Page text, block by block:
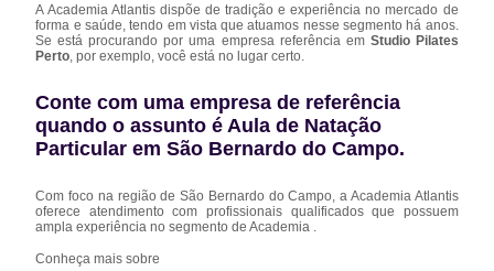
A Academia Atlantis dispõe de tradição e experiência no mercado de
forma e saúde, tendo em vista que atuamos nesse segmento há anos.
Se está procurando por uma empresa referência em Studio Pilates
Perto , por exemplo, você está no lugar certo.
Conte com uma empresa de referência
quando o assunto é Aula de Natação
Particular em São Bernardo do Campo.
Com foco na região de São Bernardo do Campo, a Academia Atlantis
oferece atendimento com profissionais qualificados que possuem
ampla experiência no segmento de Academia .
Conheça mais sobre